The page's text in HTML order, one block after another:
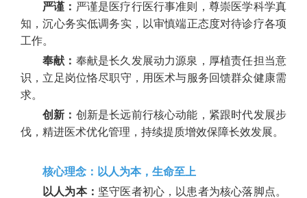
严谨： 严谨是医疗行医行事准则，尊崇医学科学真
知，沉心务实低调务实，以审慎端正态度对待诊疗各项
工作。
奉献： 奉献是长久发展动力源泉，厚植责任担当意
识，立足岗位恪尽职守，用医术与服务回馈群众健康需
求。
创新： 创新是长远前行核心动能，紧跟时代发展步
伐，精进医术优化管理，持续提质增效保障长效发展。
核心理念：以人为本，生命至上
以人为本： 坚守医者初心，以患者为核心落脚点。